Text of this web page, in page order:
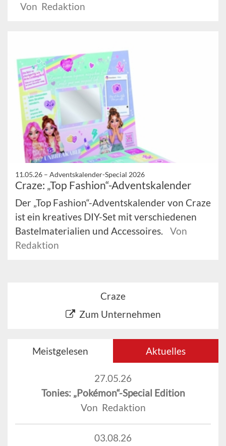
Von Redaktion
11.05.26 – Adventskalender-Special 2026
Craze: „Top Fashion“-Adventskalender
Der „Top Fashion“-Adventskalender von Craze
ist ein kreatives DIY-Set mit verschiedenen
Bastelmaterialien und Accessoires.
Von
Redaktion
Craze
Zum Unternehmen
Meistgelesen Aktuelles
27.05.26
Tonies: „Pokémon“-Special Edition
Von Redaktion
03.08.26